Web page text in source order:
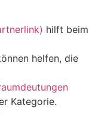
hilft beim
helfen, die
Kategorie.